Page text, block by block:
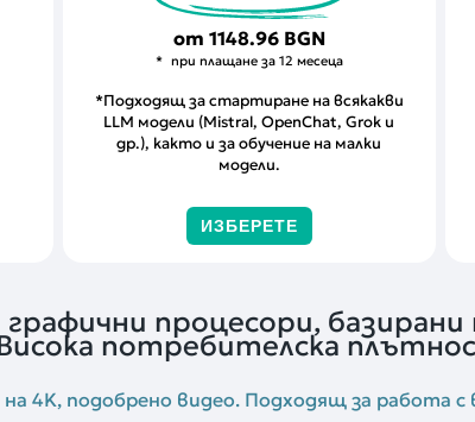
от 1148.96 BGN
при плащане за 12 месеца
*Подходящ за стартиране на всякакви
LLM модели (Mistral, OpenChat, Grok и
др.), както и за обучение на малки
модели.
ИЗБЕРЕТЕ
процесори, базирани
потребителска
4K, подобрено видео. Подходящ за работа с